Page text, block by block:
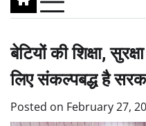
बेटियों की शिक्षा,
लिए संकल्पबद्ध है
Posted on February 27,